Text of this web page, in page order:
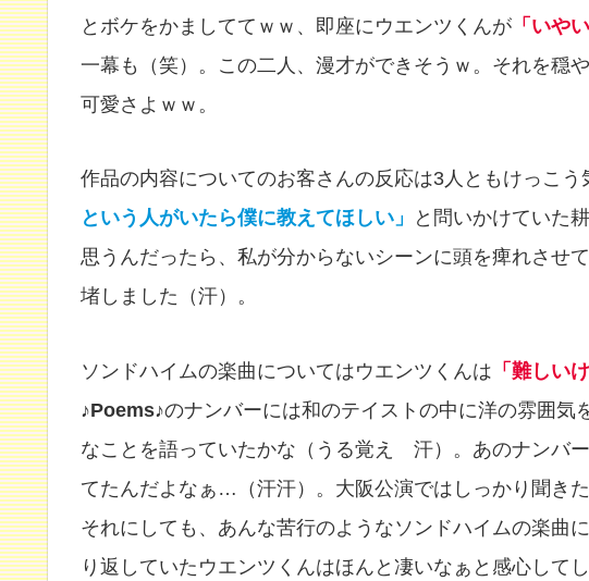
とボケをかましててｗｗ、即座にウエンツくんが 「いや
一幕も（笑）。この二人、漫才ができそうｗ。それを穏
可愛さよｗｗ。
作品の内容についてのお客さんの反応は3人ともけっこう
という人がいたら僕に教えてほしい」
と問いかけていた
思うんだったら、私が分からないシーンに頭を痺れさせ
堵しました（汗）。
ソンドハイムの楽曲についてはウエンツくんは 「難しい
♪Poems♪のナンバーには和のテイストの中に洋の雰囲
なことを語っていたかな（うる覚え 汗）。あのナンバ
てたんだよなぁ…（汗汗）。大阪公演ではしっかり聞きた
それにしても、あんな苦行のようなソンドハイムの楽曲
り返していたウエンツくんはほんと凄いなぁと感心してし